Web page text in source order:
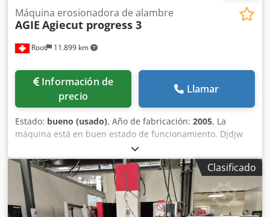
Root 11.899 km
Máquina erosionadora de alambre
AGIE Agiecut progress 3
Información de
precio
Llamar
Estado: bueno (usado), Año de fabricación: 2005, La
máquina está en buen estado de funcionamiento. Djdjw
Clasificado